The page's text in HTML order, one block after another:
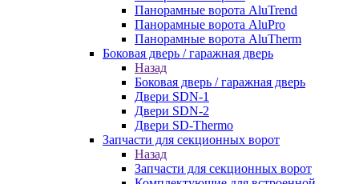
Панорамные ворота AluTrend
Панорамные ворота AluPro
Панорамные ворота AluTherm
Боковая дверь / гаражная дверь
Назад
Боковая дверь / гаражная дверь
Двери SDN-1
Двери SDN-2
Двери SD-Thermo
Запчасти для секционных ворот
Назад
Запчасти для секционных ворот